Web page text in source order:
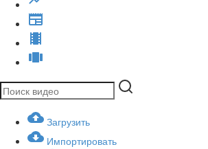
Загрузить
Импортировать